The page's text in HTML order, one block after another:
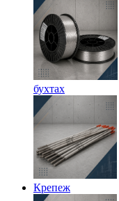
бухтах
Крепеж